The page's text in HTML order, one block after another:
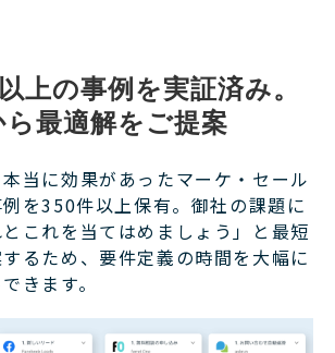
上の事例を実証済み。
最適解をご提案
当に効果があったマーケ・セール
を350件以上保有。御社の課題に
これを当てはめましょう」と最短
るため、要件定義の時間を大幅に
きます。